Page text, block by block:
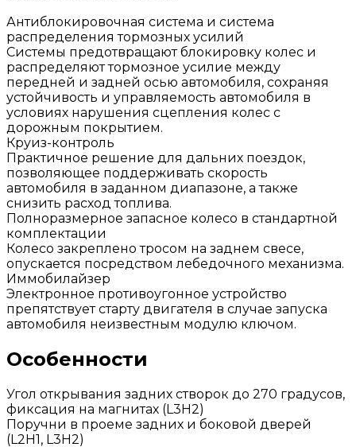
Антиблокировочная система и система
распределения тормозных усилий
Системы предотвращают блокировку колес и
распределяют тормозное усилие между
передней и задней осью автомобиля, сохраняя
устойчивость и управляемость автомобиля в
условиях нарушения сцепления колес с
дорожным покрытием.
Круиз-контроль
Практичное решение для дальних поездок,
позволяющее поддерживать скорость
автомобиля в заданном диапазоне, а также
снизить расход топлива.
Полноразмерное запасное колесо в стандартной
комплектации
Колесо закреплено тросом на заднем свесе,
опускается посредством лебедочного механизма.
Иммобилайзер
Электронное противоугонное устройство
препятствует старту двигателя в случае запуска
автомобиля неизвестным модулю ключом.
Особенности
Угол открывания задних створок до 270 градусов,
фиксация на магнитах (L3H2)
Поручни в проеме задних и боковой дверей
(L2H1, L3H2)